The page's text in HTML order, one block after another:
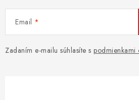
Email
Zadaním e-mailu súhlasíte s podmienkami